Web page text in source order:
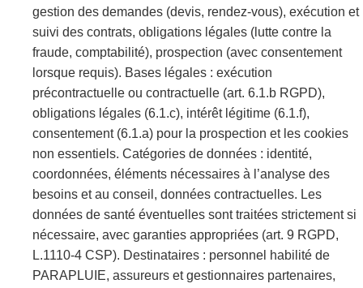
gestion des demandes (devis, rendez-vous), exécution et
suivi des contrats, obligations légales (lutte contre la
fraude, comptabilité), prospection (avec consentement
lorsque requis). Bases légales : exécution
précontractuelle ou contractuelle (art. 6.1.b RGPD),
obligations légales (6.1.c), intérêt légitime (6.1.f),
consentement (6.1.a) pour la prospection et les cookies
non essentiels. Catégories de données : identité,
coordonnées, éléments nécessaires à l’analyse des
besoins et au conseil, données contractuelles. Les
données de santé éventuelles sont traitées strictement si
nécessaire, avec garanties appropriées (art. 9 RGPD,
L.1110-4 CSP). Destinataires : personnel habilité de
PARAPLUIE, assureurs et gestionnaires partenaires,